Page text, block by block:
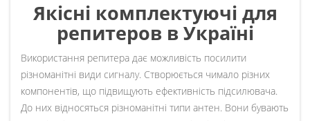
Якісні комплектуючі для
репитеров в Україні
Використання репитера дає можливість посилити
різноманітні види сигналу. Створюється чимало різних
компонентів, що підвищують ефективність підсилювача.
До них відносяться різноманітні типи антен. Вони бувають